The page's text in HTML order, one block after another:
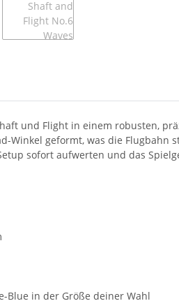
und Flight in einem robusten,
Winkel geformt, was die
sofort aufwerten und das
Blue in der Größe deiner Wahl